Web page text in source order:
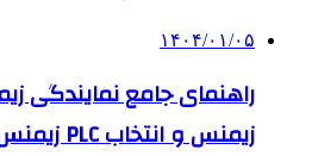
۱۴۰۴/۰۱/۰۵
راهنمای جامع نمایندگی
زیمنس و انتخاب PLC زیمنس